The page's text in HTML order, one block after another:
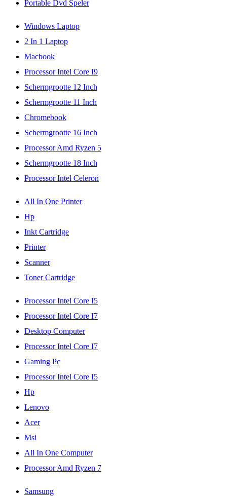
Portable Dvd Speler
Windows Laptop
2 In 1 Laptop
Macbook
Processor Intel Core I9
Schermgrootte 12 Inch
Schermgrootte 11 Inch
Chromebook
Schermgrootte 16 Inch
Processor Amd Ryzen 5
Schermgrootte 18 Inch
Processor Intel Celeron
All In One Printer
Hp
Inkt Cartridge
Printer
Scanner
Toner Cartridge
Processor Intel Core I5
Processor Intel Core I7
Desktop Computer
Processor Intel Core I7
Gaming Pc
Processor Intel Core I5
Hp
Lenovo
Acer
Msi
All In One Computer
Processor Amd Ryzen 7
Samsung